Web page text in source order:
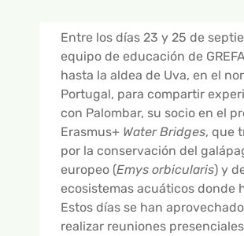
PRESENTACIÓN – ¿QUÉ ES GREFA?
GUÍA INTERACTIVA – ALIADOS DEL CAMPO
CONTROL DE PLAGAS DE TOPILLO
GALERÍA DE FOTOS
GALERÍA DE VÍDEOS
PARTICIPAMOS
Entre los días 23 y 25 de
equipo de educación de
hasta la aldea de Uva, en el
Portugal, para compartir
con Palombar, su socio en el
Erasmus+ Water Bridges, que
por la conservación del
europeo (Emys orbicularis) y
ecosistemas acuáticos donde
Estos días se han
realizar reuniones